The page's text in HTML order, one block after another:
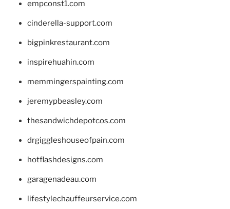
empconst1.com
cinderella-support.com
bigpinkrestaurant.com
inspirehuahin.com
memmingerspainting.com
jeremypbeasley.com
thesandwichdepotcos.com
drgiggleshouseofpain.com
hotflashdesigns.com
garagenadeau.com
lifestylechauffeurservice.com